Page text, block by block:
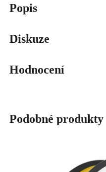
Popis
Diskuze
Hodnocení
Podobné produkty